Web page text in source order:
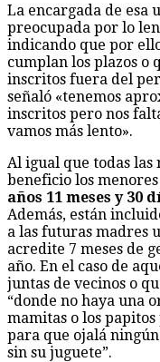
La encargada de esa
preocupada por lo
indicando que por
cumplan los plazos o
inscritos fuera del
señaló «tenemos
inscritos pero nos
vamos más lento».
Al igual que todas las
beneficio los
años 11 meses y 30
Además, están
a las futuras madres
acredite 7 meses de
año. En el caso de
juntas de vecinos o
“donde no haya una
mamitas o los
para que ojalá
sin su juguete”.